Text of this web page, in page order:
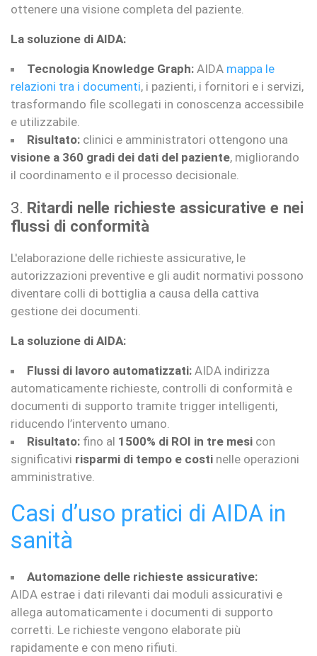
ottenere una visione completa del paziente.
La soluzione di AIDA:
Tecnologia Knowledge Graph: AIDA mappa le
relazioni tra i documenti, i pazienti, i fornitori e i servizi,
trasformando file scollegati in conoscenza accessibile
e utilizzabile.
Risultato: clinici e amministratori ottengono una
visione a 360 gradi dei dati del paziente, migliorando
il coordinamento e il processo decisionale.
3. Ritardi nelle richieste assicurative e nei
flussi di conformità
L'elaborazione delle richieste assicurative, le
autorizzazioni preventive e gli audit normativi possono
diventare colli di bottiglia a causa della cattiva
gestione dei documenti.
La soluzione di AIDA:
Flussi di lavoro automatizzati: AIDA indirizza
automaticamente richieste, controlli di conformità e
documenti di supporto tramite trigger intelligenti,
riducendo l’intervento umano.
Risultato: fino al 1500% di ROI in tre mesi con
significativi risparmi di tempo e costi nelle operazioni
amministrative.
Casi d’uso pratici di AIDA in
sanità
Automazione delle richieste assicurative:
AIDA estrae i dati rilevanti dai moduli assicurativi e
allega automaticamente i documenti di supporto
corretti. Le richieste vengono elaborate più
rapidamente e con meno rifiuti.